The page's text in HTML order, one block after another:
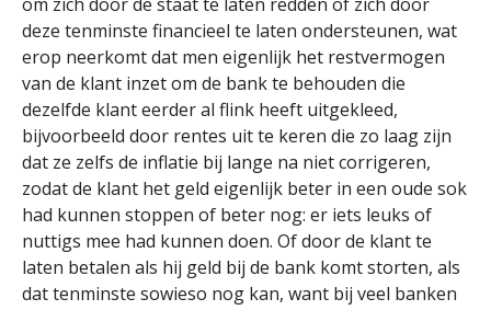
deze tenminste financieel te laten ondersteunen, wat
erop neerkomt dat men eigenlijk het restvermogen
van de klant inzet om de bank te behouden die
dezelfde klant eerder al flink heeft uitgekleed,
bijvoorbeeld door rentes uit te keren die zo laag zijn
dat ze zelfs de inflatie bij lange na niet corrigeren,
zodat de klant het geld eigenlijk beter in een oude sok
had kunnen stoppen of beter nog: er iets leuks of
nuttigs mee had kunnen doen. Of door de klant te
laten betalen als hij geld bij de bank komt storten, als
dat tenminste sowieso nog kan, want bij veel banken